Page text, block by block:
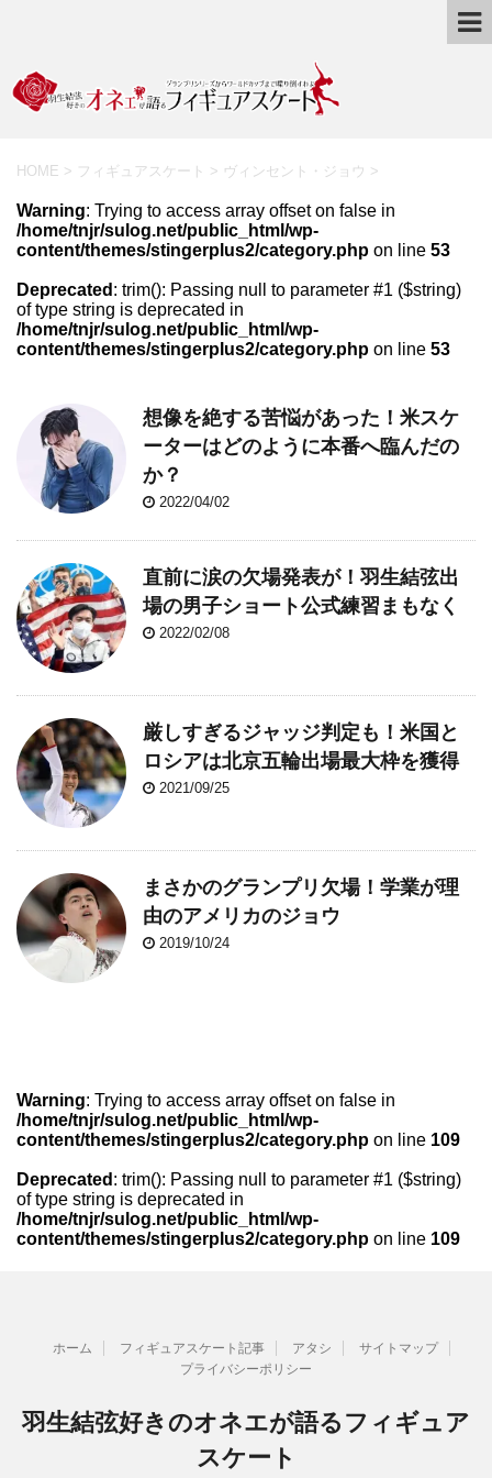
HOME > フィギュアスケート > ヴィンセント・ジョウ >
Warning: Trying to access array offset on false in
/home/tnjr/sulog.net/public_html/wp-
content/themes/stingerplus2/category.php on line 53
Deprecated : trim(): Passing null to parameter #1 ($string)
of type string is deprecated in
/home/tnjr/sulog.net/public_html/wp-
content/themes/stingerplus2/category.php on line 53
想像を絶する苦悩があった！米スケ
ーターはどのように本番へ臨んだの
か？
2022/04/02
直前に涙の欠場発表が！羽生結弦出
場の男子ショート公式練習まもなく
2022/02/08
厳しすぎるジャッジ判定も！米国と
ロシアは北京五輪出場最大枠を獲得
2021/09/25
まさかのグランプリ欠場！学業が理
由のアメリカのジョウ
2019/10/24
Warning: Trying to access array offset on false in
/home/tnjr/sulog.net/public_html/wp-
content/themes/stingerplus2/category.php on line 109
Deprecated : trim(): Passing null to parameter #1 ($string)
of type string is deprecated in
/home/tnjr/sulog.net/public_html/wp-
content/themes/stingerplus2/category.php on line 109
ホーム フィギュアスケート記事 アタシ
サイトマップ
プライバシーポリシー
羽生結弦好きのオネエが語るフィギュア
スケート